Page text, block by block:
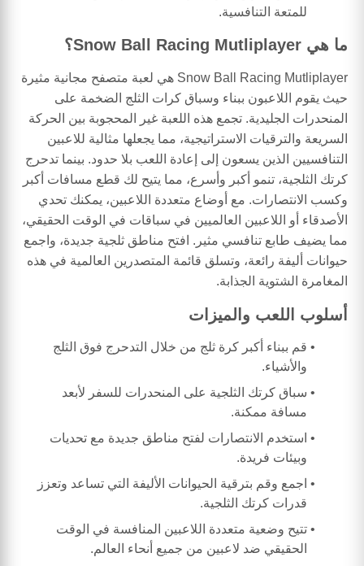
للمتعة التنافسية.
ما هي Snow Ball Racing Mutliplayer؟
Snow Ball Racing Mutliplayer هي لعبة متصفح مجانية مثيرة
حيث يقوم اللاعبون ببناء وسباق كرات الثلج الضخمة على
المنحدرات الجليدية. تجمع هذه اللعبة غير المحجوبة بين الحركة
السريعة والترقيات الاستراتيجية، مما يجعلها مثالية للاعبين
التنافسيين الذين يسعون إلى إعادة اللعب بلا حدود. بينما تدحرج
كرتك الثلجية، تنمو أكبر وأسرع، مما يتيح لك قطع مسافات أكبر
وكسب الانتصارات. مع أوضاع متعددة اللاعبين، يمكنك تحدي
الأصدقاء أو اللاعبين العالميين في سباقات في الوقت الحقيقي،
مما يضيف طابع تنافسي مثير. افتح مناطق ثلجية جديدة، واجمع
حيوانات أليفة رائعة، وتسلق قائمة المتصدرين العالمية في هذه
المغامرة الشتوية الجذابة.
أسلوب اللعب والميزات
قم ببناء أكبر كرة ثلج من خلال التدحرج فوق الثلج
والأشياء.
سباق كرتك الثلجية على المنحدرات للسفر لأبعد
مسافة ممكنة.
استخدم الانتصارات لفتح مناطق جديدة مع تحديات
وبيئات فريدة.
اجمع وقم بترقية الحيوانات الأليفة التي تساعد وتعزز
قدرات كرتك الثلجية.
تتيح وضعية متعددة اللاعبين المنافسة في الوقت
الحقيقي ضد لاعبين من جميع أنحاء العالم.